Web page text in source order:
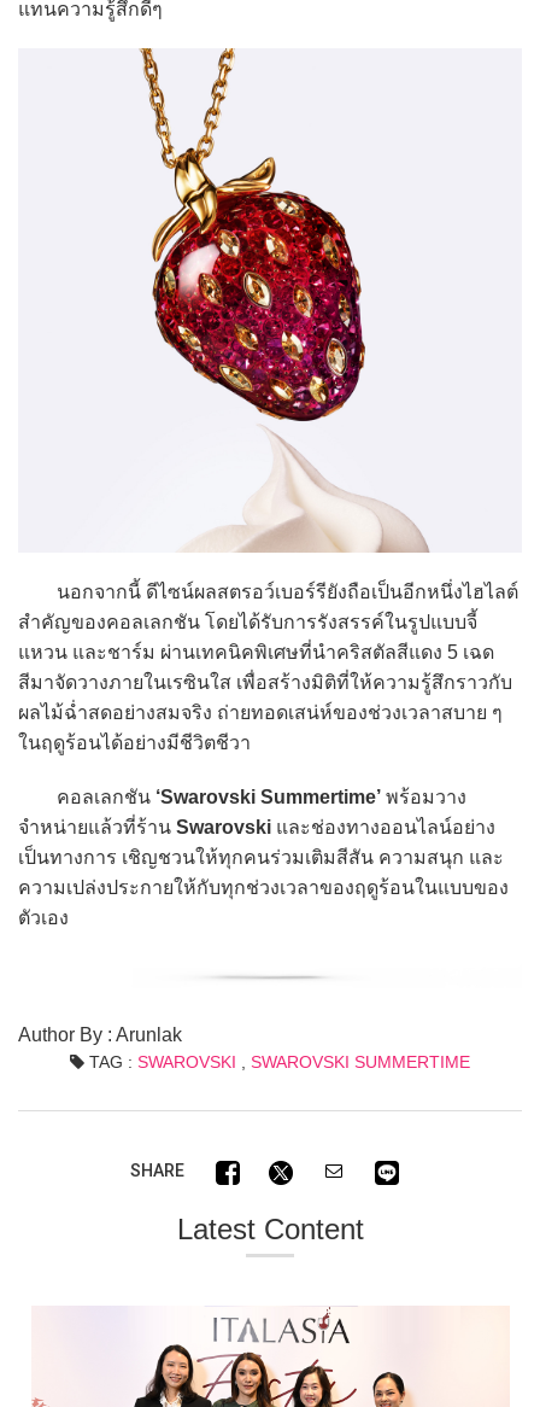
แทนความรู้สึกดีๆ
นอกจากนี้ ดีไซน์ผลสตรอว์เบอร์รียังถือเป็นอีกหนึ่งไฮไลต์
สำคัญของคอลเลกชัน โดยได้รับการรังสรรค์ในรูปแบบจี้
แหวน และชาร์ม ผ่านเทคนิคพิเศษที่นำคริสตัลสีแดง 5 เฉด
สีมาจัดวางภายในเรซินใส เพื่อสร้างมิติที่ให้ความรู้สึกราวกับ
ผลไม้ฉ่ำสดอย่างสมจริง ถ่ายทอดเสน่ห์ของช่วงเวลาสบาย ๆ
ในฤดูร้อนได้อย่างมีชีวิตชีวา
คอลเลกชัน ‘Swarovski Summertime’ พร้อมวาง
จำหน่ายแล้วที่ร้าน Swarovski และช่องทางออนไลน์อย่าง
เป็นทางการ เชิญชวนให้ทุกคนร่วมเติมสีสัน ความสนุก และ
ความเปล่งประกายให้กับทุกช่วงเวลาของฤดูร้อนในแบบของ
ตัวเอง
Author By : Arunlak
TAG : SWAROVSKI , SWAROVSKI SUMMERTIME
SHARE
Latest Content